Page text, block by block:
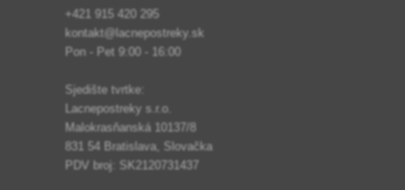
+421 915 420 295
kontakt@lacnepostreky.sk
Pon - Pet 9:00 - 16:00
Sjedište tvrtke:
Lacnepostreky s.r.o.
Malokrasňanská 10137/8
831 54 Bratislava, Slovačka
PDV broj: SK2120731437